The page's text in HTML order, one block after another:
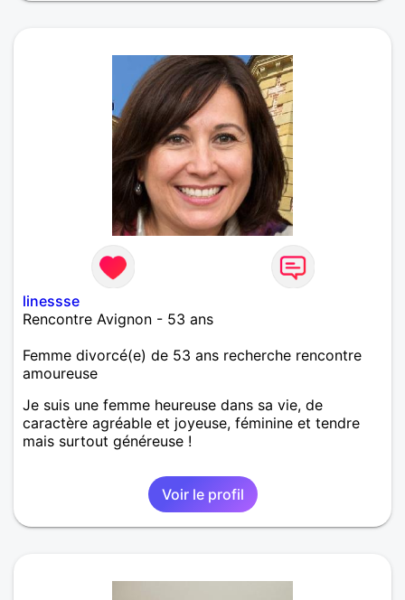
linessse
Rencontre Avignon - 53 ans
Femme divorcé(e) de 53 ans recherche rencontre
amoureuse
Je suis une femme heureuse dans sa vie, de
caractère agréable et joyeuse, féminine et tendre
mais surtout généreuse !
Voir le profil